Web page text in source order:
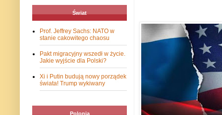
Świat
Prof. Jeffrey Sachs: NATO w
stanie cakowitego chaosu
Pakt migracyjny wszedł w życie.
Jakie wyjście dla Polski?
Xi i Putin budują nowy porządek
świata! Trump wykiwany
Polonia